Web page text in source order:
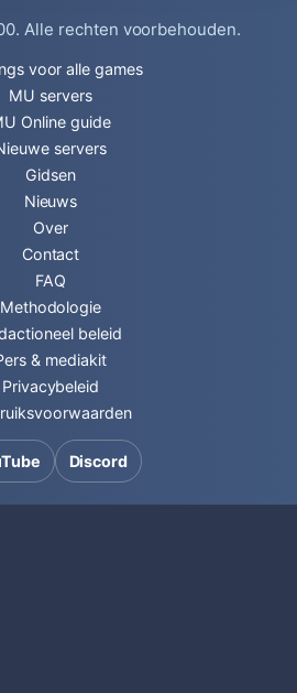
. Alle rechten voorbehouden.
voor alle games
MU servers
Online guide
servers
Gidsen
Nieuws
Over
Contact
FAQ
Methodologie
beleid
& mediakit
Privacybeleid
Discord